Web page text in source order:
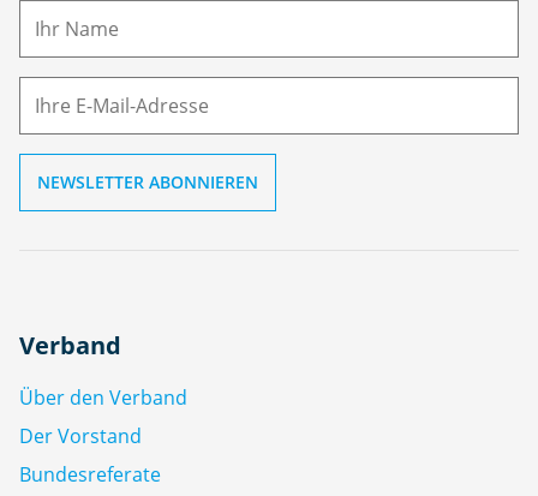
M
Verband
Über den Verband
Der Vorstand
Bundesreferate